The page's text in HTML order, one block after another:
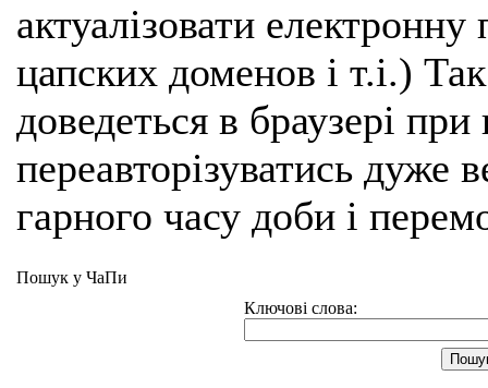
актуалізовати
цапских доменов і т.і.)
доведеться в браузері
переавторізуватись
гарного часу доби і
Пошук у ЧаПи
Ключові слова: